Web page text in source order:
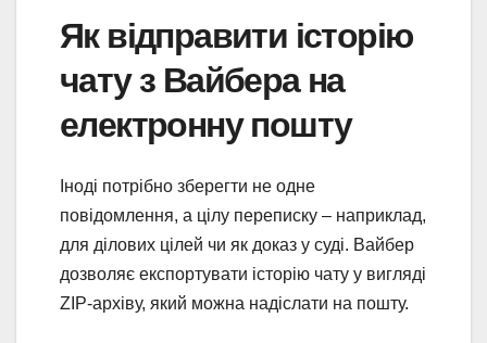
Як відправити історію
чату з Вайбера на
електронну пошту
Іноді потрібно зберегти не одне
повідомлення, а цілу переписку – наприклад,
для ділових цілей чи як доказ у суді. Вайбер
дозволяє експортувати історію чату у вигляді
ZIP-архіву, який можна надіслати на пошту.